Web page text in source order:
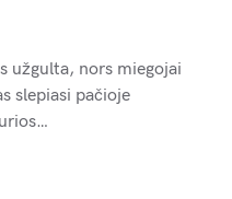
užgulta, nors miegojai
slepiasi pačioje